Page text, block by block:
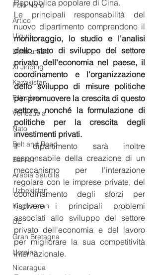
Polo Nord
Artico
Uiguri
Diritti umani
Xi Jinping
Kazakistan
Filippine
Venezuela
Nato
Belt and Road
Bahrein
Arabia Saudita
Uzbekistan
Kirghizistan
UE
Gran Bretagna
Ucraina
Nicaragua
Repubblica popolare di Cina.
Le principali responsabilità del
monitoraggio, lo studio e l'analisi
dello stato di sviluppo del settore
privato dell'economia nel paese, il
coordinamento e l'organizzazione
dello sviluppo di misure politiche
per promuovere la crescita di questo
settore, nonché la formulazione di
politiche per la crescita degli
investimenti privati.
Il dipartimento sarà inoltre
responsabile della creazione di un
meccanismo per l'interazione
regolare con le imprese private, del
coordinamento degli sforzi per
risolvere i principali problemi
associati allo sviluppo del settore
privato dell'economia e del lavoro
per migliorare la sua competitività
internazionale.